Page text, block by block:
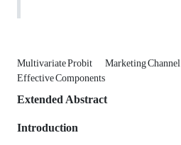
Multivariate Probit Marketing Channel
Effective Components
Extended Abstract
Introduction